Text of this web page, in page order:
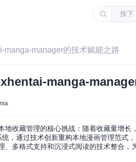
按下
manga-manager的技术赋能之路
manga-
地收藏管理的核心挑战：随着收藏量增
，通过技术创新重构本地漫画管理范式
多格式支持和沉浸式阅读的技术整合，